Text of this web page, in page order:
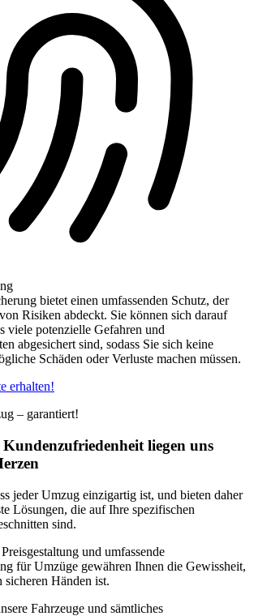
bietet einen umfassenden Schutz, der
Risiken abdeckt. Sie können sich darauf
viele potenzielle Gefahren und
abgesichert sind, sodass Sie sich keine
Schäden oder Verluste machen müssen.
erhalten!
– garantiert!
liegen uns
jeder Umzug einzigartig ist, und bieten daher
Lösungen, die auf Ihre spezifischen
sind.
und umfassende
für Umzüge gewähren Ihnen die Gewissheit,
Händen ist.
Fahrzeuge und sämtliches